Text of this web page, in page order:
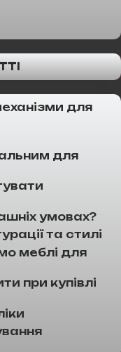
для
для
умовах?
та стилі
меблі для
при купівлі